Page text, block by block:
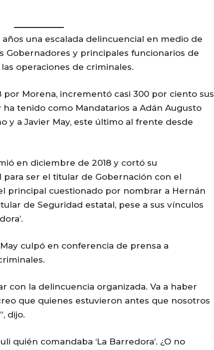
una escalada delincuencial en medio de
Gobernadores y principales funcionarios de
operaciones de criminales.
por Morena, incrementó casi 300 por ciento sus
ha tenido como Mandatarios a Adán Augusto
y a Javier May, este último al frente desde
en diciembre de 2018 y cortó su
para ser el titular de Gobernación con el
principal cuestionado por nombrar a Hernán
de Seguridad estatal, pese a sus vínculos
culpó en conferencia de prensa a
con la delincuencia organizada. Va a haber
que quienes estuvieron antes que nosotros
dijo.
quién comandaba ‘La Barredora’. ¿O no